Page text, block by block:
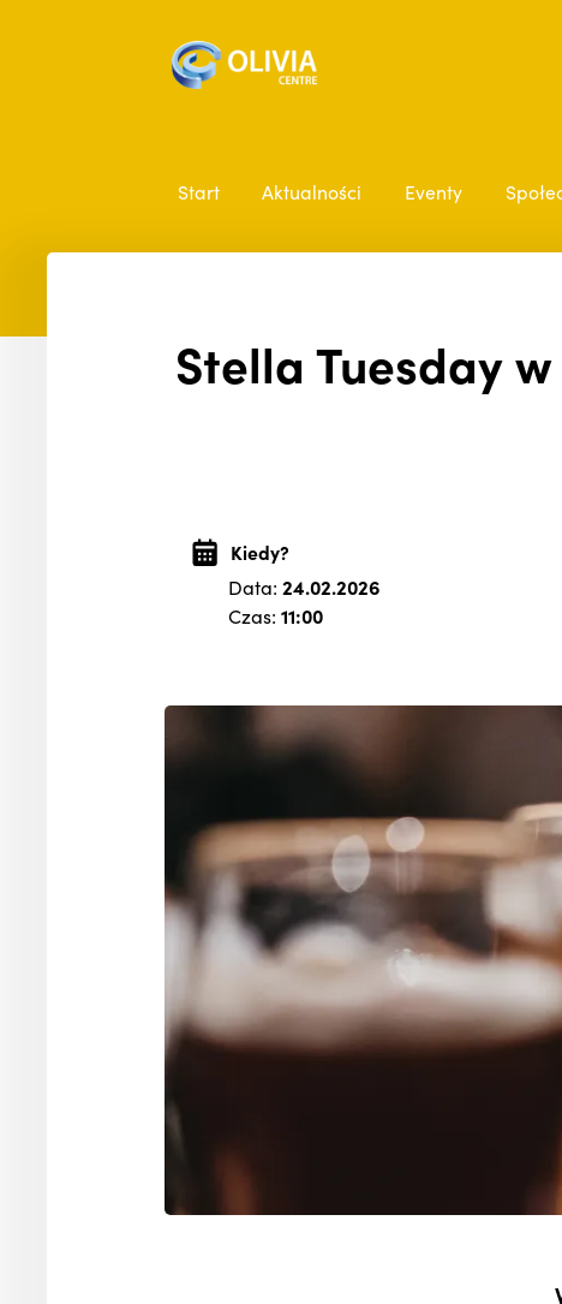
Start Aktualności Eventy
Stella Tuesday
Kiedy?
Data: 24.02.2026
Czas: 11:00